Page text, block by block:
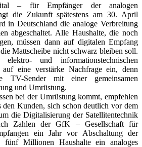
– für Empfänger der analogen
die Zukunft spätestens am 30. April
in Deutschland die analoge Verbreitung
abgeschaltet. Alle Haushalte, die noch
müssen dann auf digitalen Empfang
Mattscheibe nicht schwarz bleiben soll.
und informationstechnischen
eine verstärke Nachfrage ein, denn
TV-Sender mit einer gemeinsamen
und Umrüstung.
bei der Umrüstung kommt, empfehlen
den Kunden, sich schon deutlich vor dem
die Digitalisierung der Satellitentechnik
Zahlen der GfK – Gesellschaft für
ein Jahr vor Abschaltung der
fünf Millionen Haushalte ein analoges